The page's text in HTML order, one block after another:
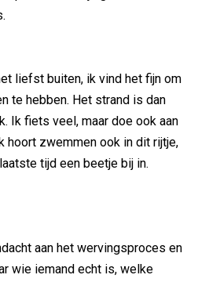
liefst buiten, ik vind het fijn om
te hebben. Het strand is dan
Ik fiets veel, maar doe ook aan
hoort zwemmen ook in dit rijtje,
tijd een beetje bij in.
aan het wervingsproces en
wie iemand echt is, welke